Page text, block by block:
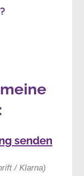
senden
/ Klarna)